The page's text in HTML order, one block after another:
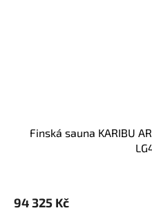
finská sauna KARIBU ARES 1 (214) natur / antracit
94 325 Kč